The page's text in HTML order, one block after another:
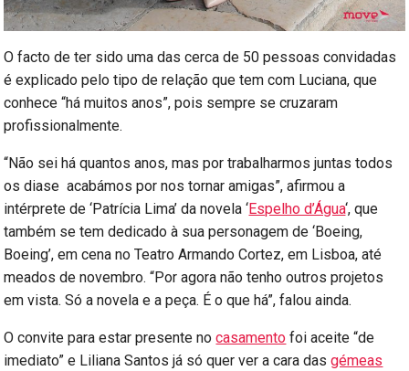
O facto de ter sido uma das cerca de 50 pessoas convidadas
é explicado pelo tipo de relação que tem com Luciana, que
conhece “há muitos anos”, pois sempre se cruzaram
profissionalmente.
“Não sei há quantos anos, mas por trabalharmos juntas todos
os diase acabámos por nos tornar amigas”, afirmou a
intérprete de ‘Patrícia Lima’ da novela ‘Espelho d’Água‘, que
também se tem dedicado à sua personagem de ‘Boeing,
Boeing’, em cena no Teatro Armando Cortez, em Lisboa, até
meados de novembro. “Por agora não tenho outros projetos
em vista. Só a novela e a peça. É o que há”, falou ainda.
O convite para estar presente nocasamento foi aceite “de
imediato” e Liliana Santos já só quer ver a cara dasgémeas